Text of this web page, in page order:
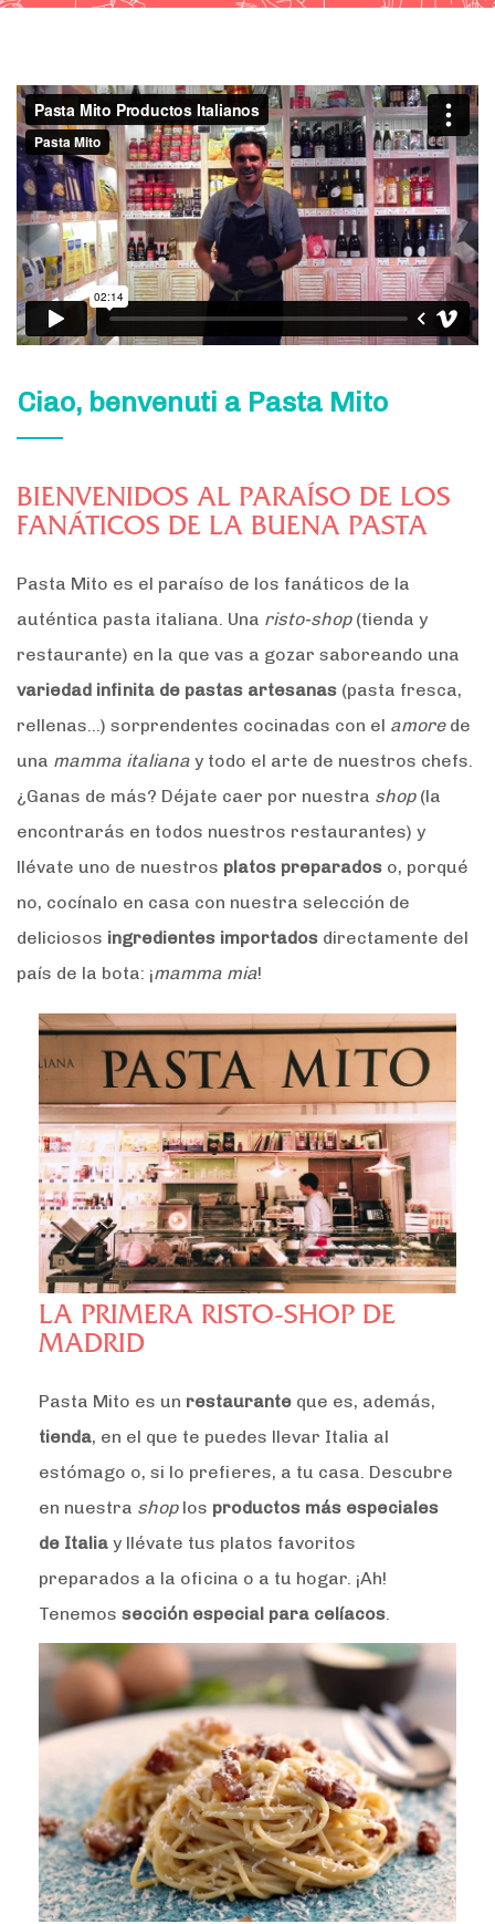
Ciao, benvenuti a Pasta Mito
BIENVENIDOS AL PARAÍSO DE LOS
FANÁTICOS DE LA BUENA PASTA
Pasta Mito es el paraíso de los fanáticos de la
auténtica pasta italiana. Una risto-shop(tienda y
restaurante) en la que vas a gozar saboreando una
variedad infinita de pastas artesanas (pasta fresca,
rellenas…) sorprendentes cocinadas con el amorede
una mamma italiana y todo el arte de nuestros chefs.
¿Ganas de más? Déjate caer por nuestra shop(la
encontrarás en todos nuestros restaurantes) y
llévate uno de nuestros platos preparados o, porqué
no, cocínalo en casa con nuestra selección de
deliciosos ingredientes importados directamente del
país de la bota: ¡mamma mia!
LA PRIMERA RISTO-SHOP DE
MADRID
Pasta Mito es un restaurante que es, además,
tienda, en el que te puedes llevar Italia al
estómago o, si lo prefieres, a tu casa. Descubre
en nuestra shoplos productos más especiales
de Italia y llévate tus platos favoritos
preparados a la oficina o a tu hogar. ¡Ah!
Tenemos sección especial para celíacos